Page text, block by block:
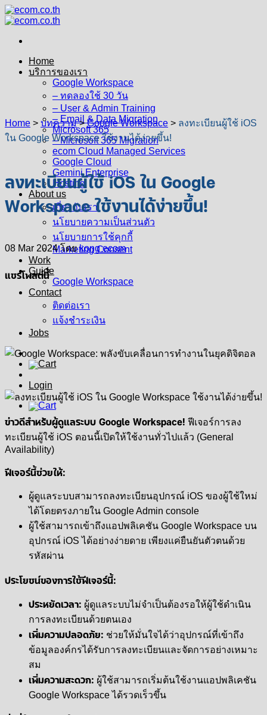
Skip
to
Home
บริการของเรา
Google Workspace
– ทดลองใช้ 30 วัน
– User & Admin Training
– Email & Data Migration
Microsoft 365
– Microsoft 365 Migration
ecom Cloud Managed Services
Google Cloud
Gemini Enterprise
Hosting
About us
เกี่ยวกับเรา
นโยบายความเป็นส่วนตัว
นโยบายการใช้คุกกี้
Marketing Consent
Work
Guide
Google Workspace
Contact
ติดต่อเรา
แจ้งชำระเงิน
Jobs
Login
Home > บทความ>Google Workspace > ลงทะเบียนผู้ใช้ iOS
ใน Google Workspace ใช้งานได้ง่ายขึ้น!
ลงทะเบียนผู้ใช้ iOS ใน Google
Workspace ใช้งานได้ง่ายขึ้น!
08 Mar 2024โดยkong ecom
แชร์โพสต์นี้
ข่าวดีสำหรับผู้ดูแลระบบ Google Workspace! ฟีเจอร์การลง
ทะเบียนผู้ใช้ iOS ตอนนี้เปิดให้ใช้งานทั่วไปแล้ว (General
Availability)
ฟีเจอร์นี้ช่วยให้:
ผู้ดูแลระบบสามารถลงทะเบียนอุปกรณ์ iOS ของผู้ใช้ใหม่
ได้โดยตรงภายใน Google Admin console
ผู้ใช้สามารถเข้าถึงแอปพลิเคชัน Google Workspace บน
อุปกรณ์ iOS ได้อย่างง่ายดาย เพียงแค่ยืนยันตัวตนด้วย
รหัสผ่าน
ประโยชน์ของการใช้ฟีเจอร์นี้:
ประหยัดเวลา: ผู้ดูแลระบบไม่จำเป็นต้องรอให้ผู้ใช้ดำเนิน
การลงทะเบียนด้วยตนเอง
เพิ่มความปลอดภัย: ช่วยให้มั่นใจได้ว่าอุปกรณ์ที่เข้าถึง
ข้อมูลองค์กรได้รับการลงทะเบียนและจัดการอย่างเหมาะ
สม
เพิ่มความสะดวก: ผู้ใช้สามารถเริ่มต้นใช้งานแอปพลิเคชัน
Google Workspace ได้รวดเร็วขึ้น